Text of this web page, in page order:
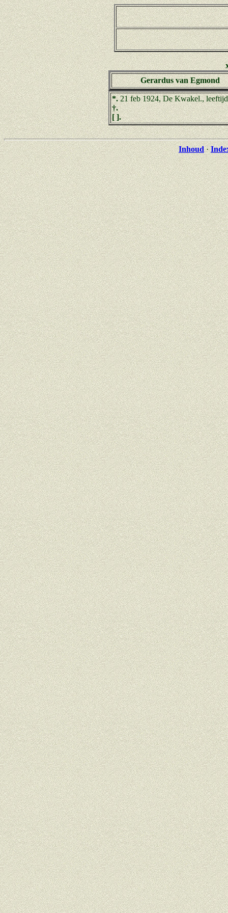
Gerardus van Egmond
*.21 feb 1924, De Kwakel.,
†.
[ ].
Inhoud·